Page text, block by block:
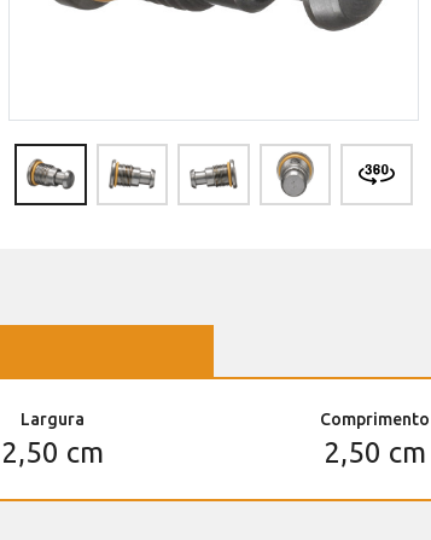
Largura
2,50 cm
Comprimento
2,50 cm